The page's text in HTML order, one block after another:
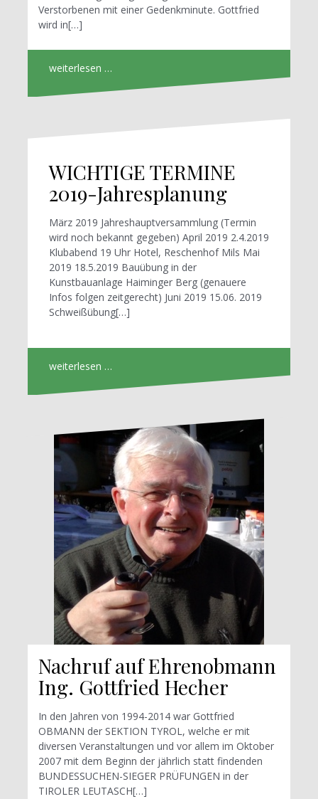
Verstorbenen mit einer Gedenkminute. Gottfried
wird in[…]
weiterlesen …
WICHTIGE TERMINE
2019-Jahresplanung
März 2019 Jahreshauptversammlung (Termin
wird noch bekannt gegeben) April 2019 2.4.2019
Klubabend 19 Uhr Hotel, Reschenhof Mils Mai
2019 18.5.2019 Bauübung in der
Kunstbauanlage Haiminger Berg (genauere
Infos folgen zeitgerecht) Juni 2019 15.06. 2019
Schweißübung[…]
weiterlesen …
Nachruf auf Ehrenobmann
Ing. Gottfried Hecher
In den Jahren von 1994-2014 war Gottfried
OBMANN der SEKTION TYROL, welche er mit
diversen Veranstaltungen und vor allem im Oktober
2007 mit dem Beginn der jährlich statt findenden
BUNDESSUCHEN-SIEGER PRÜFUNGEN in der
TIROLER LEUTASCH[…]